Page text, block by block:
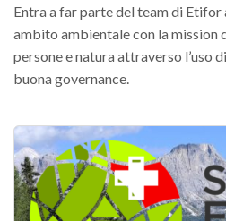
VI Congresso (Arezzo 2007)
V Congresso (Torino 2003)
IV Congresso (Potenza 2003)
II Congresso (Bologna 1999)
I Congresso (Padova 1997)
Redazione
Entra a far parte del team di Etifor
ambito ambientale con la mission
persone e natura attraverso l’uso
buona governance.